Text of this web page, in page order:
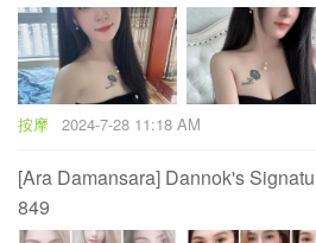
按摩 2024-7-28 11:18 AM
[Ara Damansara] Dannok's
849